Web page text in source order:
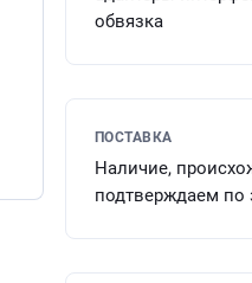
обвязка
ПОСТАВКА
Наличие,
подтверждаем по